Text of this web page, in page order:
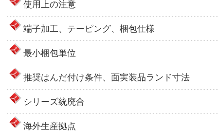
使用上の注意
端子加工、テーピング、梱包仕様
最小梱包単位
推奨はんだ付け条件、面実装品ランド寸法
シリーズ統廃合
海外生産拠点